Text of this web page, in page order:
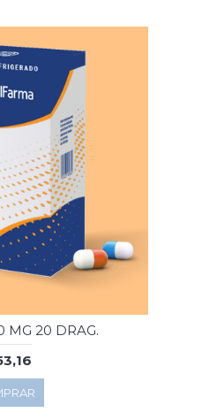
MG 20 DRAG.